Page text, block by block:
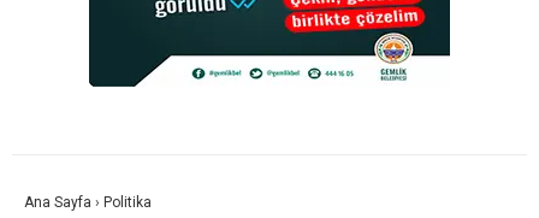
Ana Sayfa › Politika